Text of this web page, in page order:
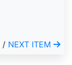
/ NEXT ITEM